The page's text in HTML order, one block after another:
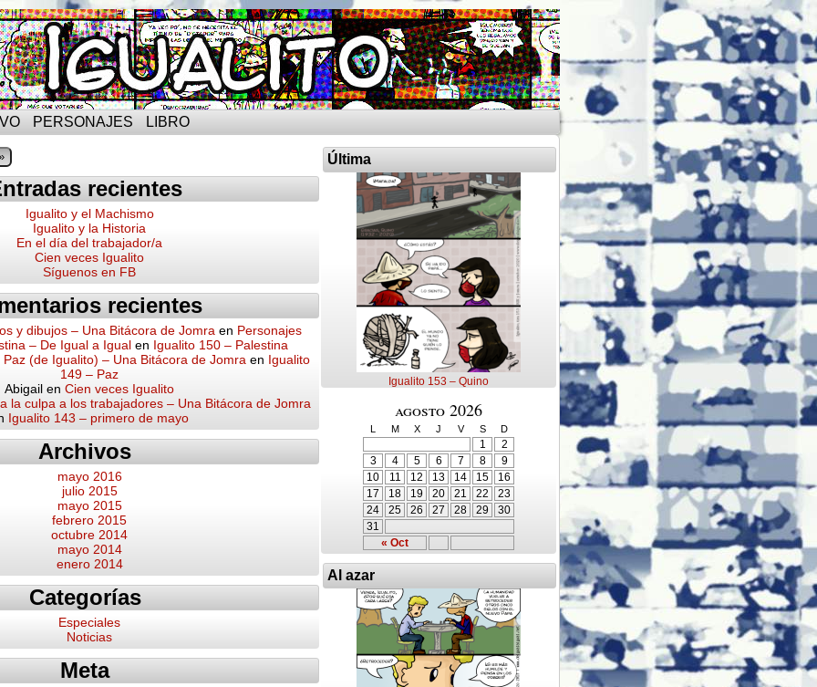
PERSONAJES LIBRO
recientes
Igualito y el Machismo
Igualito y la Historia
En el día del trabajador/a
Cien veces Igualito
Síguenos en FB
recientes
y dibujos – Una Bitácora de Jomra en Personajes
– De Igual a Igual en Igualito 150 – Palestina
(de Igualito) – Una Bitácora de Jomra en Igualito
149 – Paz
Abigail en Cien veces Igualito
la culpa a los trabajadores – Una Bitácora de Jomra
Igualito 143 – primero de mayo
Archivos
mayo 2016
julio 2015
mayo 2015
febrero 2015
octubre 2014
mayo 2014
enero 2014
Categorías
Especiales
Noticias
Meta
Última
Igualito 153 – Quino
agosto 2026
L M X J V S D
« Oct
1
2
3
4 5 6 7 8
9
10
11 12 13 14 15
16
17
18 19 20 21 22
23
24
25 26 27 28 29
30
31
Al azar